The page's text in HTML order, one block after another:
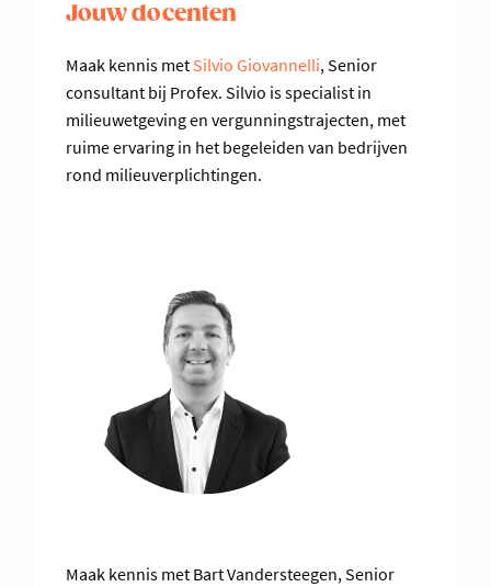
Jouw docenten
Maak kennis met Silvio Giovannelli, Senior
consultant bij Profex. Silvio is specialist in
milieuwetgeving en vergunningstrajecten, met
ruime ervaring in het begeleiden van bedrijven
rond milieuverplichtingen.
Maak kennis met Bart Vandersteegen, Senior